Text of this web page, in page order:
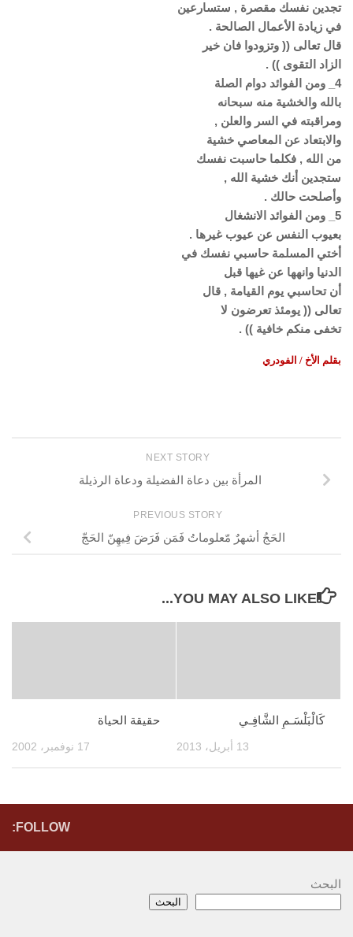
تجدين نفسك مقصرة , ستسارعين
في زيادة الأعمال الصالحة .
قال تعالى (( وتزودوا فان خير
الزاد التقوى )) .
4_ ومن الفوائد دوام الصلة
بالله والخشية منه سبحانه
ومراقبته في السر والعلن ,
والابتعاد عن المعاصي خشية
من الله , فكلما حاسبت نفسك
ستجدين أنك خشية الله ,
وأصلحت حالك .
5_ ومن الفوائد الانشغال
بعيوب النفس عن عيوب غيرها .
أختي المسلمة حاسبي نفسك في
الدنيا وانهها عن غيها قبل
أن تحاسبي يوم القيامة , قال
تعالى (( يومئذ تعرضون لا
تخفى منكم خافية )) .
بقلم الأخ / الفودري
NEXT STORY
المرأة بين دعاة الفضيلة ودعاة الرذيلة
PREVIOUS STORY
الحَجُ أشهرٌ مّعلوماتُ فَمَن فَرَضَ فِيهِنّ الحَجّ
YOU MAY ALSO LIKE...
حقيقة الحياة
17 نوفمبر، 2002
كَالْبَلْسَـمِ الشَّافِـي
13 أبريل، 2013
FOLLOW:
البحث
البحث